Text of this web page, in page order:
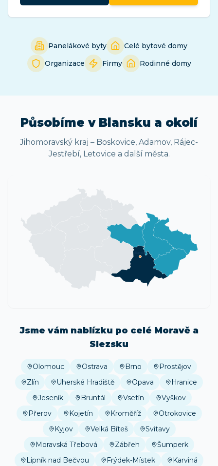
Panelákové byty
Celé bytové domy
Organizace
Firmy Rodinné domy
Působímev Blansku a okolí
Jihomoravský kraj – Boskovice, Adamov, Rájec-
Jestřebí, Letovice a další města.
Blansko
Jsme vám nablízku po celé Moravě a
Slezsku
Olomouc Ostrava Brno
Prostějov
Zlín
Uherské Hradiště Opava
Hranice
Jeseník
Bruntál Vsetín
Vyškov
Přerov
Kojetín Kroměříž
Otrokovice
Kyjov
Velká Bíteš
Svitavy
Moravská Třebová
Zábřeh
Šumperk
Lipník nad Bečvou
Frýdek-Místek Karviná